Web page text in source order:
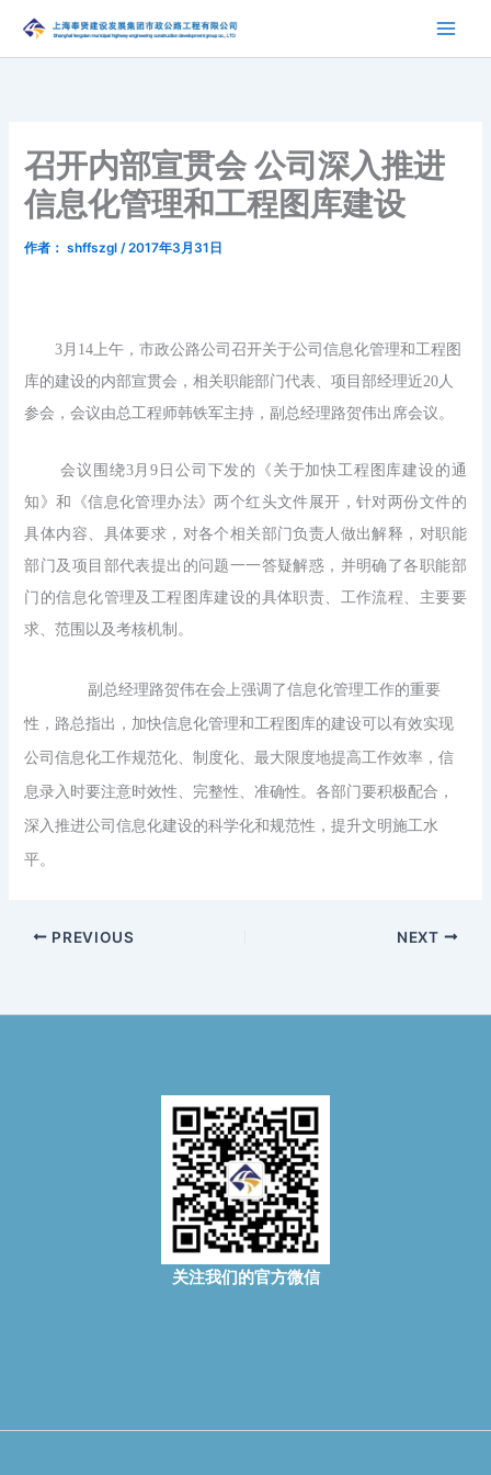
内
召开内部宣贯会 公司深入推进
信息化管理和工程图库建设
作者： shffszgl/2017年3月31日
3月14上午 ，市政公路公司召开关于公司信息化管理和工程图
库的建设的内部宣贯会，相关职能部门代表、项目部经理近20人
参会，会议由总工程师韩铁军主持，副总经理路贺伟出席会议。
会议围绕3月9 日公司下发的《关于加快工程图库建设的通
知》和《信息化管理办法》两个红头文件展开，针对两份文件的
具体内容、具体要求，对各个相关部门负责人做出解释，对职能
部门及项目部代表提出的问题一一答疑解惑，并明确了各职能部
门的信息化管理及工程图库建设的具体职责、工作流程、主要要
求、范围以及考核机制。
副总经理路贺伟在会上强调了信息化管理工作的重要
性，路总指出，加快信息化管理和工程图库的建设可以有效实现
公司信息化工作规范化、制度化、最大限度地提高工作效率，信
息录入时要注意时效性、完整性、准确性。各部门要积极配合，
深入推进公司信息化建设的科学化和规范性，提升文明施工水
平。
PREVIOUS NEXT
关注我们的官方微信